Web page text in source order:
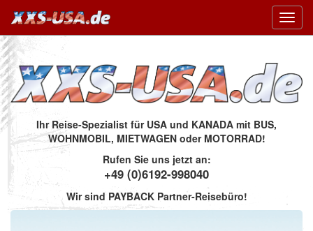
Ihr Reise-Spezialist für USA und KANADA mit BUS,
WOHNMOBIL, MIETWAGEN oder MOTORRAD!
Rufen Sie uns jetzt an:
+49 (0)6192-998040
Wir sind PAYBACK Partner-Reisebüro!